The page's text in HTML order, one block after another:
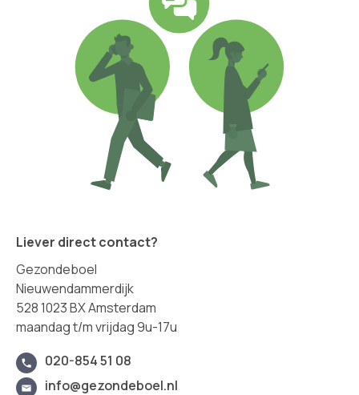
Liever direct contact?
Gezondeboel
Nieuwendammerdijk
528 1023 BX Amsterdam
maandag t/m vrijdag 9u-17u
020-854 51 08
info@gezondeboel.nl